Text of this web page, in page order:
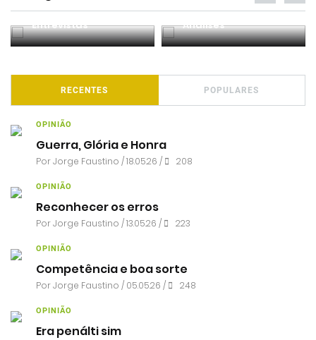
Entrevistas Análises
RECENTES POPULARES
OPINIÃO
Guerra, Glória e Honra
PorJorge Faustino / 18.05.26 / 208
OPINIÃO
Reconhecer os erros
PorJorge Faustino / 13.05.26 / 223
OPINIÃO
Competência e boa sorte
PorJorge Faustino / 05.05.26 / 248
OPINIÃO
Era penálti sim